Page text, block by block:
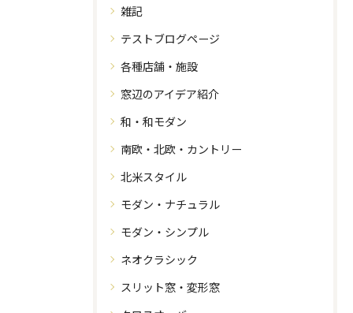
雑記
テストブログページ
各種店舗・施設
窓辺のアイデア紹介
和・和モダン
南欧・北欧・カントリー
北米スタイル
モダン・ナチュラル
モダン・シンプル
ネオクラシック
スリット窓・変形窓